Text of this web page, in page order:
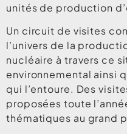
unités de production
Un circuit de visites
l’univers de la
nucléaire à travers ce
environnemental ainsi
qui l’entoure. Des
proposées toute
thématiques au grand